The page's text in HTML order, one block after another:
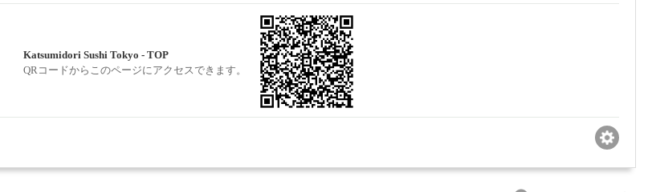
Katsumidori Sushi Tokyo - TOP
QRコードからこのページにアクセスできます。